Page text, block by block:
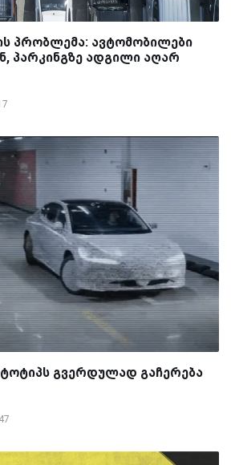
პრობლემა: ავტომობილები
პარკინგზე ადგილი აღარ
გვერდულად გაჩერება